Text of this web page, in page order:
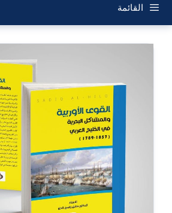
القائمة